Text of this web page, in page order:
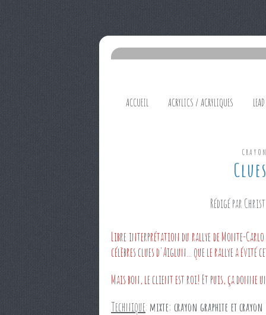
ACCUEIL ACRYLICS / ACRYLIQUES
Rédigé par
Libre interprétation du rallye de Monte-Carlo
célèbres clues d'Aiglun... que le rallye a évité
Mais bon, le client est roi! Et puis, ça donne
Technique: mixte: crayon graphite et crayon